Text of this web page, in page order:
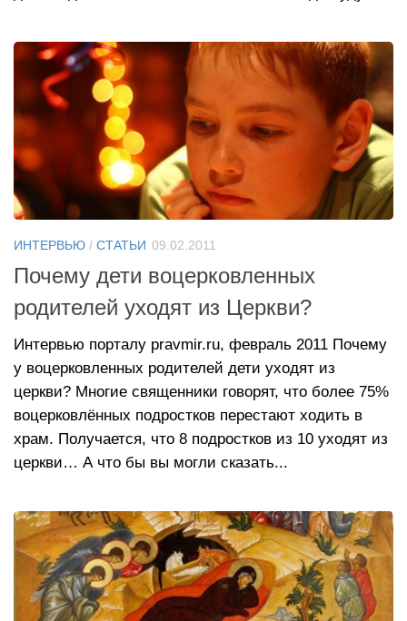
ИНТЕРВЬЮ / СТАТЬИ 09.02.2011
Почему дети воцерковленных
родителей уходят из Церкви?
Интервью порталу pravmir.ru, февраль 2011 Почему
у воцерковленных родителей дети уходят из
церкви? Многие священники говорят, что более 75%
воцерковлённых подростков перестают ходить в
храм. Получается, что 8 подростков из 10 уходят из
церкви… А что бы вы могли сказать...